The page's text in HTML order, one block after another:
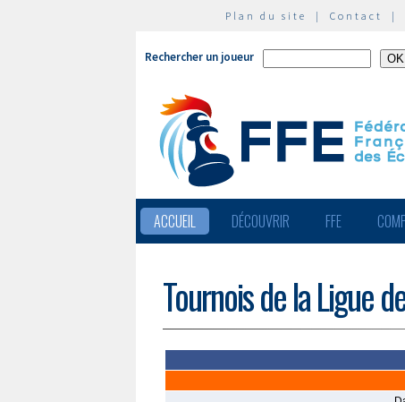
Plan du site | Contact |
Rechercher un joueur
ACCUEIL DÉCOUVRIR FFE
Tournois de la Ligue